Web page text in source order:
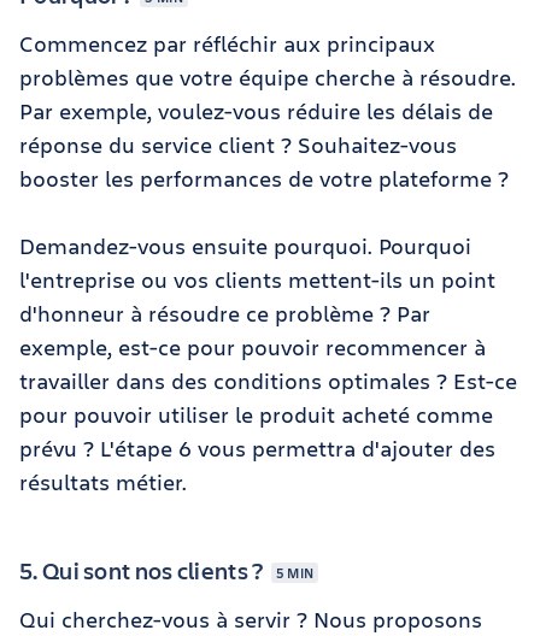
Commencez par réfléchir aux principaux
problèmes que votre équipe cherche à résoudre.
Par exemple, voulez-vous réduire les délais de
réponse du service client ? Souhaitez-vous
booster les performances de votre plateforme ?
Demandez-vous ensuite pourquoi. Pourquoi
l'entreprise ou vos clients mettent-ils un point
d'honneur à résoudre ce problème ? Par
exemple, est-ce pour pouvoir recommencer à
travailler dans des conditions optimales ? Est-ce
pour pouvoir utiliser le produit acheté comme
prévu ? L'étape 6 vous permettra d'ajouter des
résultats métier.
5. Qui sont nos clients ? 5 MIN
Qui cherchez-vous à servir ? Nous proposons